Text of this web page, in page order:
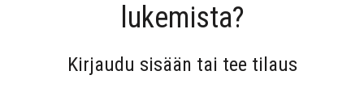
lukemista?
Kir­jau­du sisään tai tee tilaus